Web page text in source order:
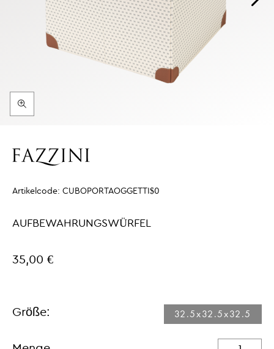
Artikelcode: CUBOPORTAOGGETTI$0
AUFBEWAHRUNGSWÜRFEL
35,00 €
Größe: 32.5x32.5x32.5